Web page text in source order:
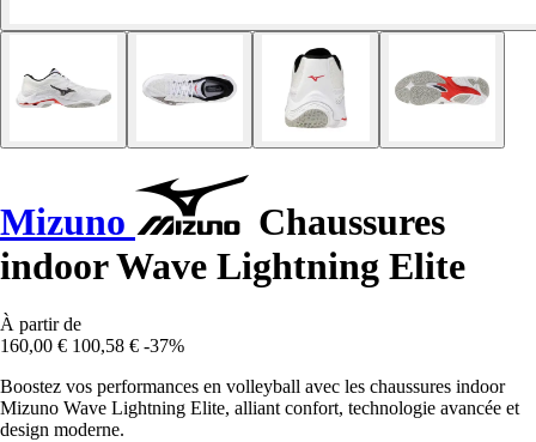
Mizuno
Chaussures
indoor Wave Lightning Elite
À partir de
160,00 € 100,58 € -37%
Boostez vos performances en volleyball avec les chaussures indoor
Mizuno Wave Lightning Elite, alliant confort, technologie avancée et
design moderne.